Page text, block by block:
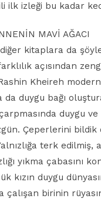
ilk izleği bu kadar
MAVİ AĞACI
kitaplara da
açısından
Kheireh
da duygu bağı
duygu
Çeperlerini bildik
terk edilmiş,
yıkma çabasını
kızın duygu
çalışan birinin